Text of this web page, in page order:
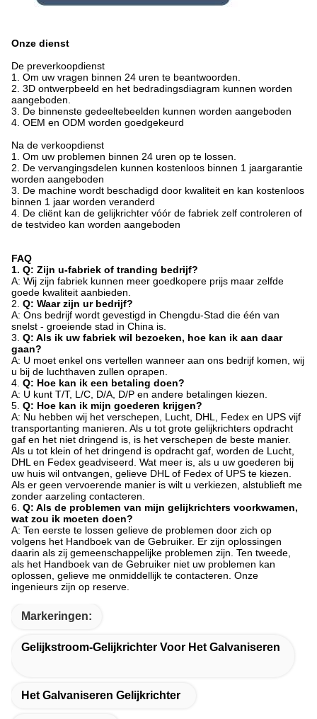
Onze dienst
De preverkoopdienst
1. Om uw vragen binnen 24 uren te beantwoorden.
2. 3D ontwerpbeeld en het bedradingsdiagram kunnen worden
aangeboden.
3. De binnenste gedeeltebeelden kunnen worden aangeboden
4. OEM en ODM worden goedgekeurd
Na de verkoopdienst
1. Om uw problemen binnen 24 uren op te lossen.
2. De vervangingsdelen kunnen kostenloos binnen 1 jaargarantie
worden aangeboden
3. De machine wordt beschadigd door kwaliteit en kan kostenloos
binnen 1 jaar worden veranderd
4. De cliënt kan de gelijkrichter vóór de fabriek zelf controleren of
de testvideo kan worden aangeboden
FAQ
1. Q: Zijn u-fabriek of tranding bedrijf?
A: Wij zijn fabriek kunnen meer goedkopere prijs maar zelfde
goede kwaliteit aanbieden.
2. Q: Waar zijn ur bedrijf?
A: Ons bedrijf wordt gevestigd in Chengdu-Stad die één van
snelst - groeiende stad in China is.
3. Q: Als ik uw fabriek wil bezoeken, hoe kan ik aan daar
gaan?
A: U moet enkel ons vertellen wanneer aan ons bedrijf komen, wij
u bij de luchthaven zullen oprapen.
4. Q: Hoe kan ik een betaling doen?
A: U kunt T/T, L/C, D/A, D/P en andere betalingen kiezen.
5. Q: Hoe kan ik mijn goederen krijgen?
A: Nu hebben wij het verschepen, Lucht, DHL, Fedex en UPS vijf
transportanting manieren. Als u tot grote gelijkrichters opdracht
gaf en het niet dringend is, is het verschepen de beste manier.
Als u tot klein of het dringend is opdracht gaf, worden de Lucht,
DHL en Fedex geadviseerd. Wat meer is, als u uw goederen bij
uw huis wil ontvangen, gelieve DHL of Fedex of UPS te kiezen.
Als er geen vervoerende manier is wilt u verkiezen, alstublieft me
zonder aarzeling contacteren.
6. Q: Als de problemen van mijn gelijkrichters voorkwamen,
wat zou ik moeten doen?
A: Ten eerste te lossen gelieve de problemen door zich op
volgens het Handboek van de Gebruiker. Er zijn oplossingen
daarin als zij gemeenschappelijke problemen zijn. Ten tweede,
als het Handboek van de Gebruiker niet uw problemen kan
oplossen, gelieve me onmiddellijk te contacteren. Onze
ingenieurs zijn op reserve.
Markeringen:
Gelijkstroom-Gelijkrichter Voor Het Galvaniseren
Het Galvaniseren Gelijkrichter